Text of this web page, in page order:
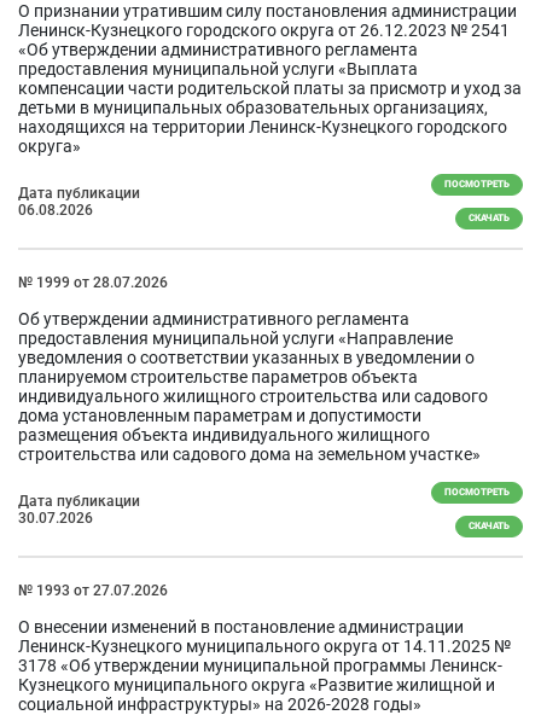
О признании утратившим силу постановления администрации
Ленинск-Кузнецкого городского округа от 26.12.2023 № 2541
«Об утверждении административного регламента
предоставления муниципальной услуги «Выплата
компенсации части родительской платы за присмотр и уход за
детьми в муниципальных образовательных организациях,
находящихся на территории Ленинск-Кузнецкого городского
округа»
Дата публикации
06.08.2026
ПОСМОТРЕТЬ
СКАЧАТЬ
№ 1999 от 28.07.2026
Об утверждении административного регламента
предоставления муниципальной услуги «Направление
уведомления о соответствии указанных в уведомлении о
планируемом строительстве параметров объекта
индивидуального жилищного строительства или садового
дома установленным параметрам и допустимости
размещения объекта индивидуального жилищного
строительства или садового дома на земельном участке»
Дата публикации
30.07.2026
ПОСМОТРЕТЬ
СКАЧАТЬ
№ 1993 от 27.07.2026
О внесении изменений в постановление администрации
Ленинск-Кузнецкого муниципального округа от 14.11.2025 №
3178 «Об утверждении муниципальной программы Ленинск-
Кузнецкого муниципального округа «Развитие жилищной и
социальной инфраструктуры» на 2026-2028 годы»